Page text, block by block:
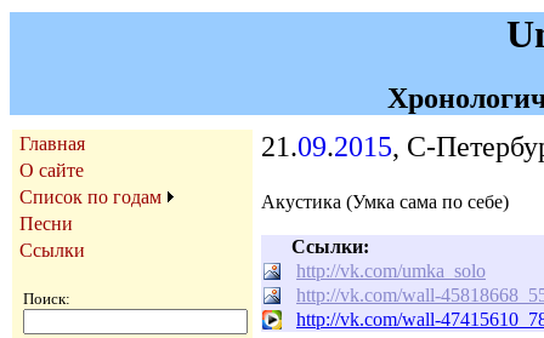
Главная
О сайте
Список по годам
Песни
Ссылки
Поиск:
21.09.2015, С-
Акустика (Умка сама по себе)
Ссылки:
http://vk.com/umka_solo
http://vk.com/wall-
http://vk.com/wall-